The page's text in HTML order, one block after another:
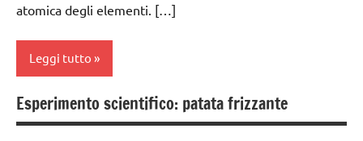
TUTTI GLI
E ATTIVITA'
STEM
GUIDA
DIDATTICA
MONTESSORI
scienze:
atomica degli elementi. […]
Leggi tutto
classe
3a
Esperimento scientifico: patata frizzante